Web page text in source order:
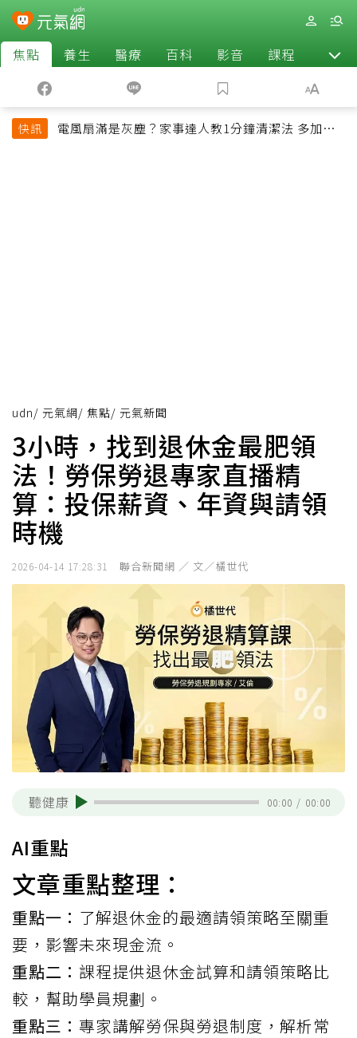
焦點 養生 醫療 百科 影音 課程 退休
快訊
電風扇滿是灰塵？家事達人教1分鐘清潔法 多加一
udn/ 元氣網/ 焦點/ 元氣新聞
3小時，找到退休金最肥領
法！勞保勞退專家直播精
算：投保薪資、年資與請領
時機
2026-04-14 17:28:31 聯合新聞網 ／ 文／橘世代
聽健康 00:00 / 00:00
AI重點
文章重點整理：
重點一： 了解退休金的最適請領策略至關重
要，影響未來現金流。
重點二： 課程提供退休金試算和請領策略比
較，幫助學員規劃。
重點三： 專家講解勞保與勞退制度，解析常